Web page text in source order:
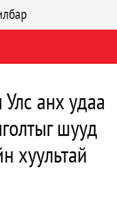
анх удаа
шууд
хуультай